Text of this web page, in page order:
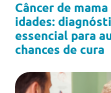
Câncer de
idades:
essencial para
chances de cura